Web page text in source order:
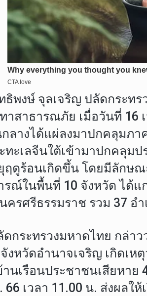
พงษ์ จุลเจริญ ปลัดกระท
าสาธารณภัย เมื่อวันที่
ลางได้แผ่ลงมาปกคลุมภ
ะเลจีนใต้เข้ามาปกคลุม
ดูร้อนเกิดขึ้น โดยมีลักษณ
รณ์ในพื้นที่ 10 จังหวัด ได้
รศรีธรรมราช รวม 37 อ
กระทรวงมหาดไทย กล่า
งหวัดอำนาจเจริญ เกิดเ
านเรือนประชาชนเสียหา
66 เวลา 11.00 น. ส่งผล